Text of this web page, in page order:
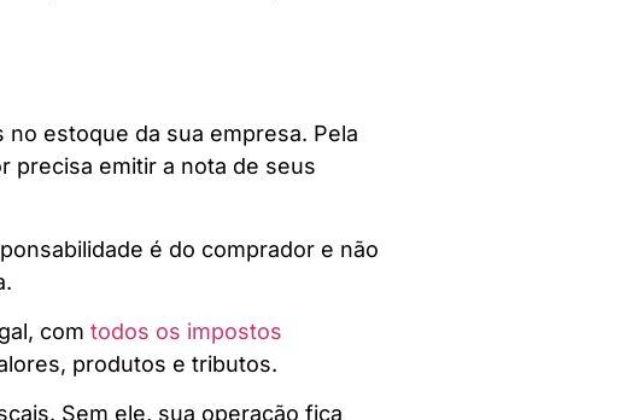
estoque da sua empresa. Pela
precisa emitir a nota de seus
é do comprador e não
com todos os impostos
produtos e tributos.
Sem ele, sua operação fica